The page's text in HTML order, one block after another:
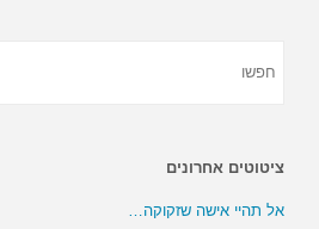
ציטוטים אחרונים
אל תהיי אישה שזקוקה…